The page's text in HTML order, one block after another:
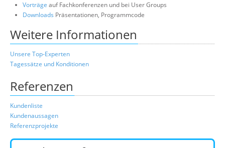
Vorträge auf Fachkonferenzen und bei User Groups
Downloads Präsentationen, Programmcode
Weitere Informationen
Unsere Top-Experten
Tagessätze und Konditionen
Referenzen
Kundenliste
Kundenaussagen
Referenzprojekte